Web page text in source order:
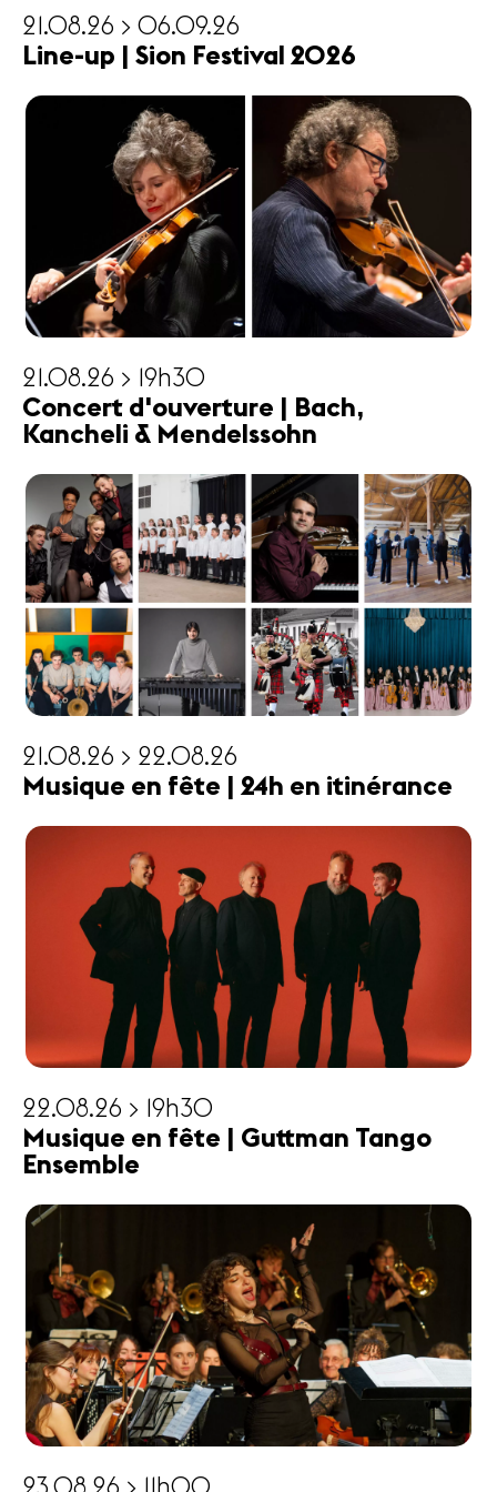
21.08.26 > 06.09.26
Line-up | Sion Festival 2026
21.08.26 > 19h30
Concert d'ouverture | Bach,
Kancheli & Mendelssohn
21.08.26 > 22.08.26
Musique en fête | 24h en itinérance
22.08.26 > 19h30
Musique en fête | Guttman Tango
Ensemble